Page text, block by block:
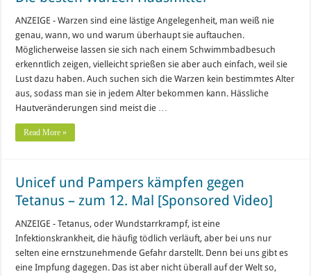
ANZEIGE - Warzen sind eine lästige Angelegenheit, man weiß nie
genau, wann, wo und warum überhaupt sie auftauchen.
Möglicherweise lassen sie sich nach einem Schwimmbadbesuch
erkenntlich zeigen, vielleicht sprießen sie aber auch einfach, weil sie
Lust dazu haben. Auch suchen sich die Warzen kein bestimmtes Alter
aus, sodass man sie in jedem Alter bekommen kann. Hässliche
Hautveränderungen sind meist die …
Read More »
Unicef und Pampers kämpfen gegen
Tetanus – zum 12. Mal [Sponsored Video]
ANZEIGE - Tetanus, oder Wundstarrkrampf, ist eine
Infektionskrankheit, die häufig tödlich verläuft, aber bei uns nur
selten eine ernstzunehmende Gefahr darstellt. Denn bei uns gibt es
eine Impfung dagegen. Das ist aber nicht überall auf der Welt so,